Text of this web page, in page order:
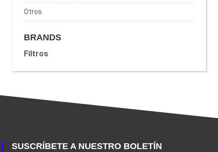
Otros
BRANDS
Filtros
SUSCRÍBETE A NUESTRO BOLETÍN